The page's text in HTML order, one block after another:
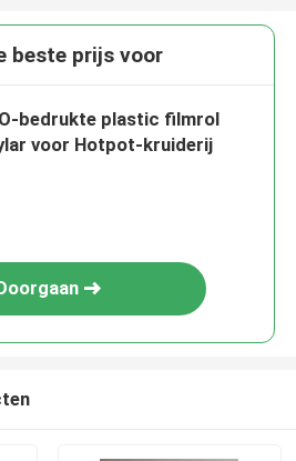
beste prijs voor
bedrukte plastic filmrol
voor Hotpot-kruiderij